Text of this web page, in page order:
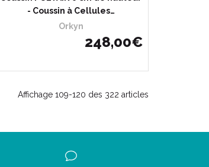
- Coussin à Cellules…
Orkyn
248,00€
Affichage 109-120 des 322 articles